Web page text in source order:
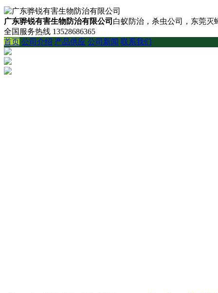
广东骅锐有害生物防治有限公司 白蚁防治，杀虫公司，东莞灭
全国服务热线 13528686365
首页 公司介绍 产品供应 公司新闻 联系我们